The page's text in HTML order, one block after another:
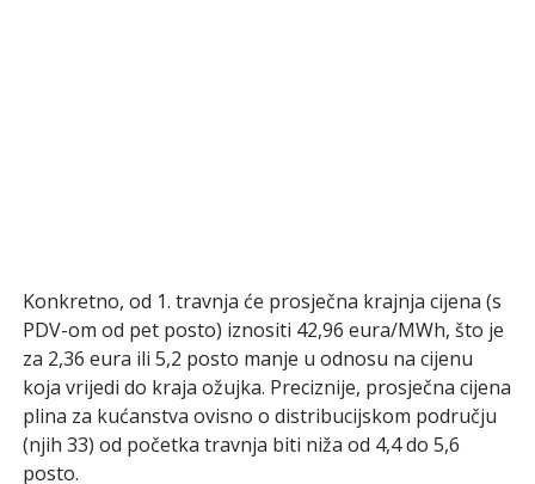
Konkretno, od 1. travnja će prosječna krajnja cijena (s
PDV-om od pet posto) iznositi 42,96 eura/MWh, što je
za 2,36 eura ili 5,2 posto manje u odnosu na cijenu
koja vrijedi do kraja ožujka. Preciznije, prosječna cijena
plina za kućanstva ovisno o distribucijskom području
(njih 33) od početka travnja biti niža od 4,4 do 5,6
posto.